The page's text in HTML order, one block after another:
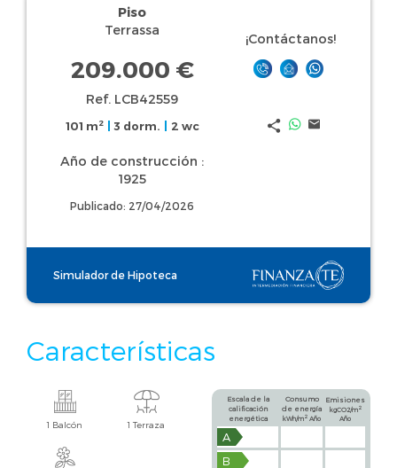
Piso
Terrassa
209.000 €
Ref. LCB42559
101 m2 3 dorm. 2 wc
Año de construcción :
1925
Publicado: 27/04/2026
¡Contáctanos!
Simulador de Hipoteca
Características
1 Balcón 1 Terraza
Escala de la
calificación
energética
Consumo
de energía
kWh/m2 Año
Emisiones
kgCO2/m 2
Año
A
B